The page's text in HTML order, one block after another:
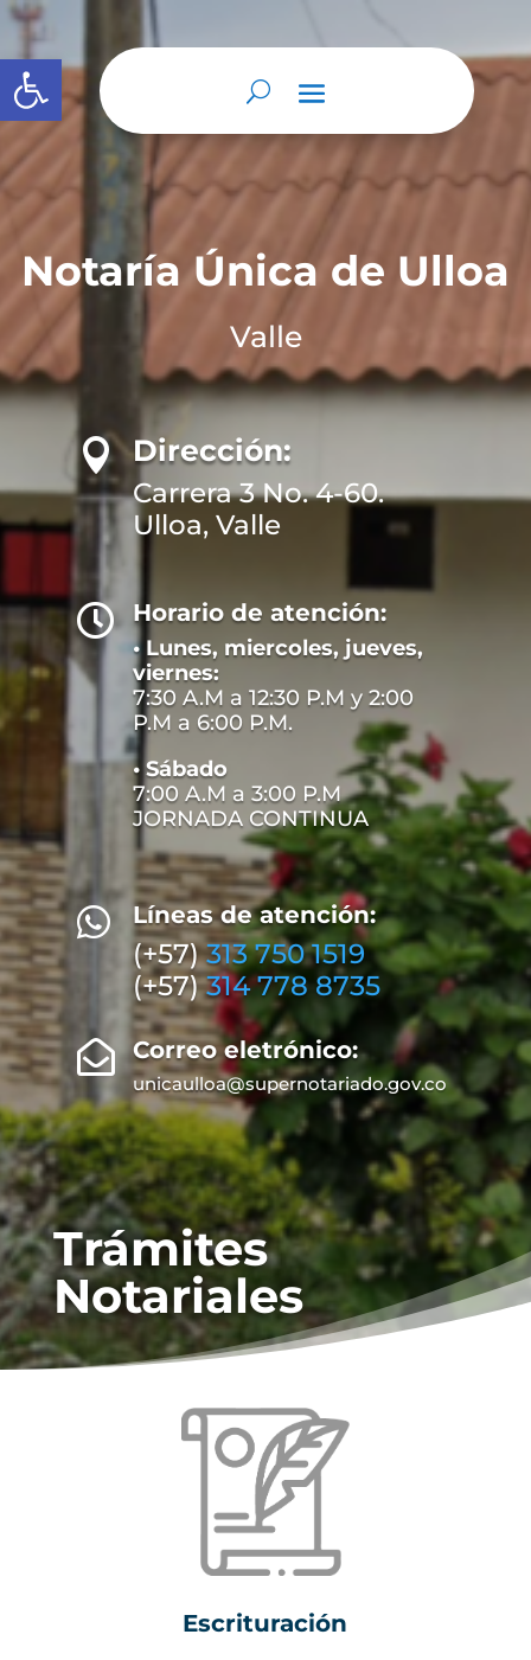
Abrir barra de herramientas
Notaría Única de Ulloa
Valle
 Dirección:
Carrera 3 No. 4-60.
Ulloa, Valle
 Horario de atención:
• Lunes, miercoles, jueves,
viernes:
7:30 A.M a 12:30 P.M y 2:00
P.M a 6:00 P.M.
• Sábado
7:00 A.M a 3:00 P.M
JORNADA CONTINUA
 Líneas de atención:
(+57)313 750 1519
(+57)314 778 8735
 Correo eletrónico:
unicaulloa@supernotariado.gov.co
Trámites
Notariales
Escrituración